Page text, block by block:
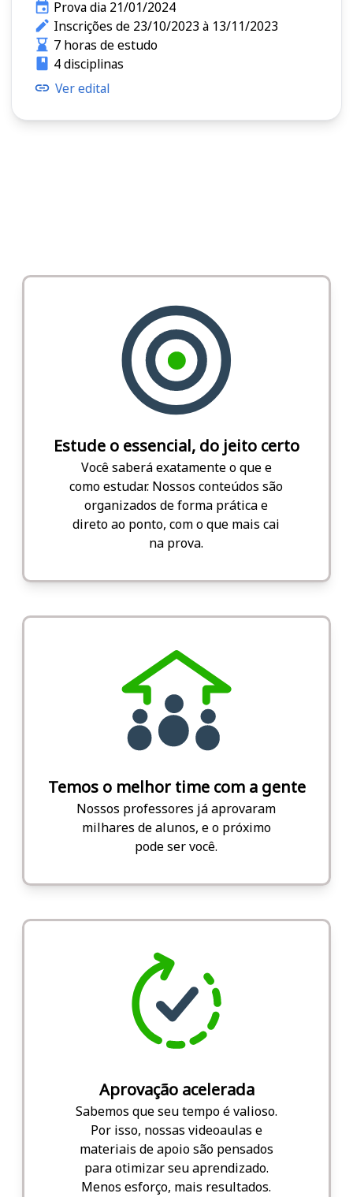
Prova dia 21/01/2024
Inscrições de 23/10/2023 à 13/11/2023
7 horas de estudo
4 disciplinas
Ver edital
Estude o essencial, do jeito certo
Você saberá exatamente o que e
como estudar. Nossos conteúdos são
organizados de forma prática e
direto ao ponto, com o que mais cai
na prova.
Temos o melhor time com a gente
Nossos professores já aprovaram
milhares de alunos, e o próximo
pode ser você.
Aprovação acelerada
Sabemos que seu tempo é valioso.
Por isso, nossas videoaulas e
materiais de apoio são pensados
para otimizar seu aprendizado.
Menos esforço, mais resultados.